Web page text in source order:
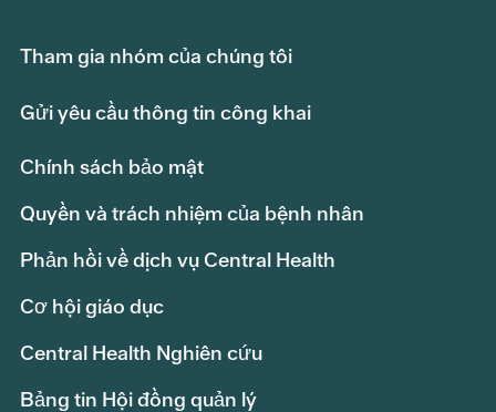
Tham gia nhóm của chúng tôi
Gửi yêu cầu thông tin công khai
Chính sách bảo mật
Quyền và trách nhiệm của bệnh nhân
Phản hồi về dịch vụ Central Health
Cơ hội giáo dục
Central Health Nghiên cứu
Bảng tin Hội đồng quản lý